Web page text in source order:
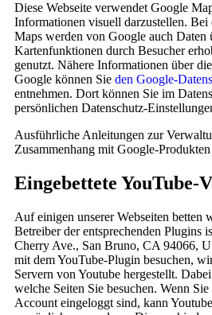
Diese Webseite verwendet Google
Informationen visuell darzustellen.
Maps werden von Google auch Daten
Kartenfunktionen durch Besucher
genutzt. Nähere Informationen über
Google können Sie den Google-
entnehmen. Dort können Sie im
persönlichen Datenschutz-
Ausführliche Anleitungen zur
Zusammenhang mit Google-Produkten
Eingebettete YouTube-
Auf einigen unserer Webseiten betten
Betreiber der entsprechenden Plugins
Cherry Ave., San Bruno, CA 94066,
mit dem YouTube-Plugin besuchen,
Servern von Youtube hergestellt.
welche Seiten Sie besuchen. Wenn
Account eingeloggt sind, kann